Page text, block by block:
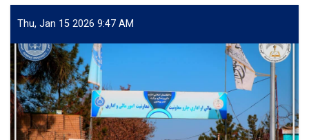
پوهنتون
داخلي
د
کانکریټ‌ریزي
عملي
چارې
رسماً
پیل
شوې
Thu, Jan 15 2026 9:47 AM